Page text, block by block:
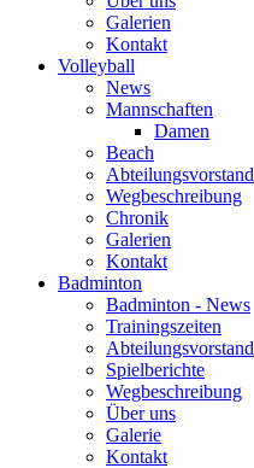
Galerien
Kontakt
Volleyball
News
Mannschaften
Damen
Beach
Abteilungsvorstand
Wegbeschreibung
Chronik
Galerien
Kontakt
Badminton
Badminton - News
Trainingszeiten
Abteilungsvorstand
Spielberichte
Wegbeschreibung
Über uns
Galerie
Kontakt